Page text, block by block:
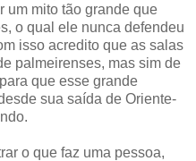
um mito tão grande que
o qual ele nunca defendeu
isso acredito que as salas
palmeirenses, mas sim de
que esse grande
sua saída de Oriente-
o que faz uma pessoa,